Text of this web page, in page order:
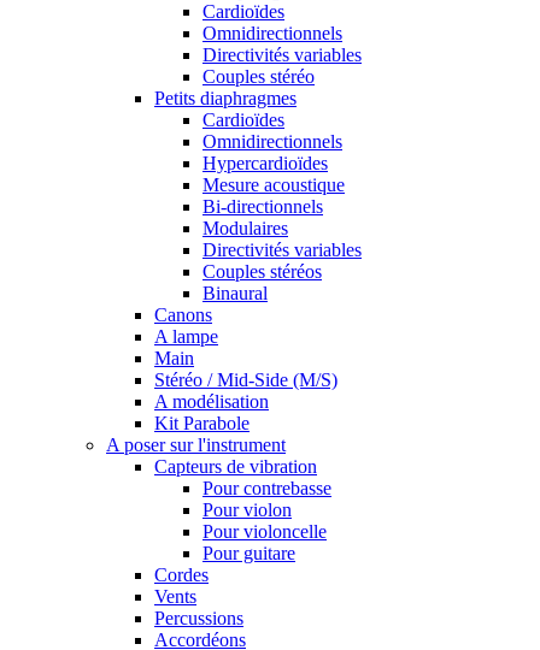
Cardioïdes
Omnidirectionnels
Directivités variables
Couples stéréo
Petits diaphragmes
Cardioïdes
Omnidirectionnels
Hypercardioïdes
Mesure acoustique
Bi-directionnels
Modulaires
Directivités variables
Couples stéréos
Binaural
Canons
A lampe
Main
Stéréo / Mid-Side (M/S)
A modélisation
Kit Parabole
A poser sur l'instrument
Capteurs de vibration
Pour contrebasse
Pour violon
Pour violoncelle
Pour guitare
Cordes
Vents
Percussions
Accordéons